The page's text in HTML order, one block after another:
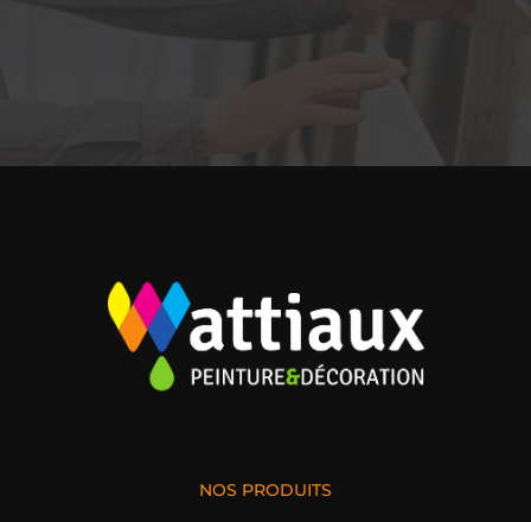
NOS PRODUITS